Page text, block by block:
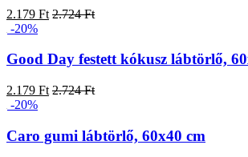
2.179 Ft 2.724 Ft
-20%
Good Day festett kókusz lábtörlő,
2.179 Ft 2.724 Ft
-20%
Caro gumi lábtörlő, 60x40 cm